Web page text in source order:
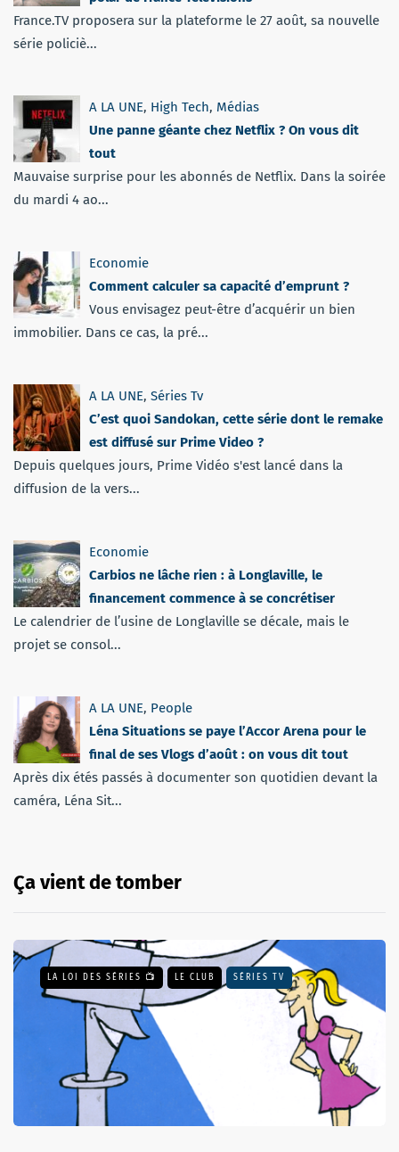
France.TV proposera sur la plateforme le 27 août, sa nouvelle
série policiè...
A LA UNE, High Tech, Médias
Une panne géante chez Netflix ? On vous dit
tout
Mauvaise surprise pour les abonnés de Netflix. Dans la soirée
du mardi 4 ao...
Economie
Comment calculer sa capacité d’emprunt ?
Vous envisagez peut-être d’acquérir un bien
immobilier. Dans ce cas, la pré...
A LA UNE, Séries Tv
C’est quoi Sandokan, cette série dont le remake
est diffusé sur Prime Video ?
Depuis quelques jours, Prime Vidéo s'est lancé dans la
diffusion de la vers...
Economie
Carbios ne lâche rien : à Longlaville, le
financement commence à se concrétiser
Le calendrier de l’usine de Longlaville se décale, mais le
projet se consol...
A LA UNE, People
Léna Situations se paye l’Accor Arena pour le
final de ses Vlogs d’août : on vous dit tout
Après dix étés passés à documenter son quotidien devant la
caméra, Léna Sit...
Ça vient de tomber
LA LOI DES SÉRIES 📺 LE CLUB SÉRIES TV